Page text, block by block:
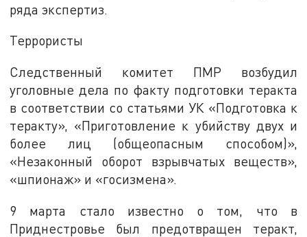
ряда экспертиз.
Террористы
Следственный комитет ПМР возбудил
уголовные дела по факту подготовки теракта
в соответствии со статьями УК «Подготовка к
теракту», «Приготовление к убийству двух и
более лиц (общеопасным способом)»,
«Незаконный оборот взрывчатых веществ»,
«шпионаж» и «госизмена».
9 марта стало известно о том, что в
Приднестровье был предотвращен теракт,